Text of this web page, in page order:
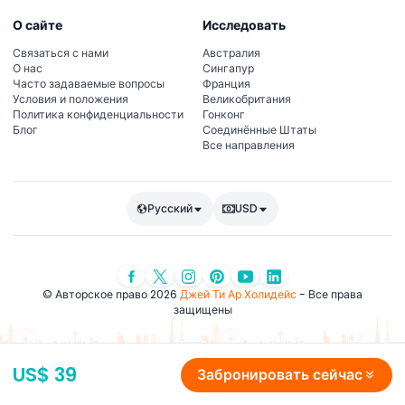
US$ 39 Забронировать сейчас
О сайте
Связаться с нами
О нас
Часто задаваемые вопросы
Условия и положения
Политика конфиденциальности
Блог
Исследовать
Австралия
Сингапур
Франция
Великобритания
Гонконг
Соединённые Штаты
Все направления
Русский USD
© Авторское право 2026 Джей Ти Ар Холидейс- Все права
защищены